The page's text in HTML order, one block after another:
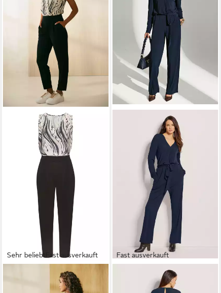
Sehr beliebt Fast ausverkauft
Overall mit
bedrucktem Oberteil,
Fast ausverkauft
Jumpsuit
Eleganter Overall mit weitem